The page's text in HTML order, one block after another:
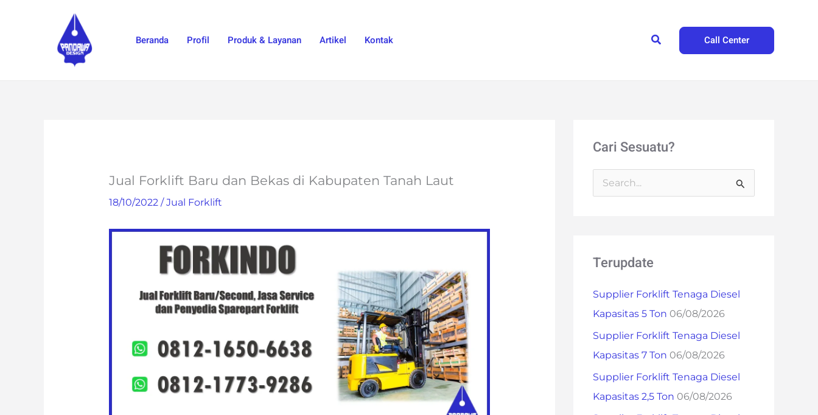
Beranda Profil Produk & Layanan Artikel Kontak Search Call Center
Jual Forklift Baru dan Bekas di Kabupaten Tanah Laut
18/10/2022 /Jual Forklift
Cari Sesuatu?
r
:
Terupdate
Supplier Forklift Tenaga Diesel
Kapasitas 5 Ton 06/08/2026
Supplier Forklift Tenaga Diesel
Kapasitas 7 Ton 06/08/2026
Supplier Forklift Tenaga Diesel
Kapasitas 2,5 Ton 06/08/2026